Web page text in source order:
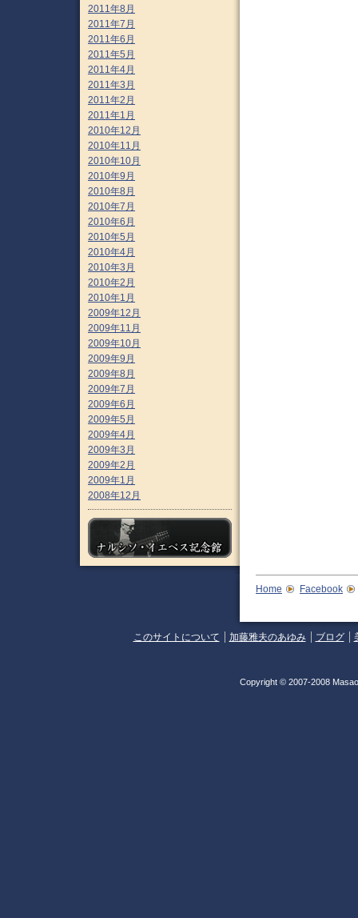
2011年8月
2011年7月
2011年6月
2011年5月
2011年4月
2011年3月
2011年2月
2011年1月
2010年12月
2010年11月
2010年10月
2010年9月
2010年8月
2010年7月
2010年6月
2010年5月
2010年4月
2010年3月
2010年2月
2010年1月
2009年12月
2009年11月
2009年10月
2009年9月
2009年8月
2009年7月
2009年6月
2009年5月
2009年4月
2009年3月
2009年2月
2009年1月
2008年12月
Home Facebook
このサイトについて 加藤雅夫のあゆみ ブログ
Copyright © 2007-2008